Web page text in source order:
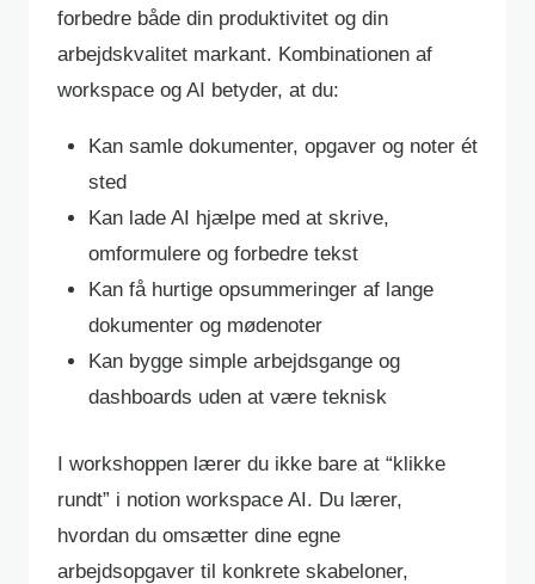
forbedre både din produktivitet og din
arbejdskvalitet markant. Kombinationen af
workspace og AI betyder, at du:
Kan samle dokumenter, opgaver og noter ét
sted
Kan lade AI hjælpe med at skrive,
omformulere og forbedre tekst
Kan få hurtige opsummeringer af lange
dokumenter og mødenoter
Kan bygge simple arbejdsgange og
dashboards uden at være teknisk
I workshoppen lærer du ikke bare at “klikke
rundt” i notion workspace AI. Du lærer,
hvordan du omsætter dine egne
arbejdsopgaver til konkrete skabeloner,